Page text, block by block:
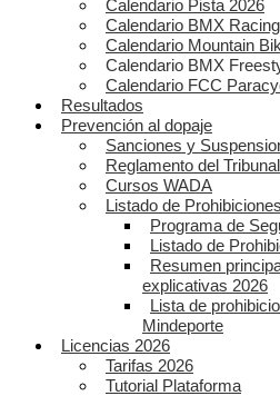
Calendario Pista 2026
Calendario BMX
Calendario Mountain
Calendario BMX
Calendario FCC
Resultados
Prevención al dopaje
Sanciones y
Reglamento del
Cursos WADA
Listado de Prohibiciones
Programa de
Listado de
Resumen
explicativas 2026
Lista de
Mindeporte
Licencias 2026
Tarifas 2026
Tutorial Plataforma